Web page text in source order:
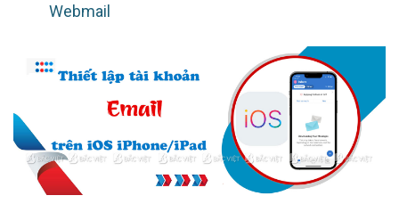
Webmail